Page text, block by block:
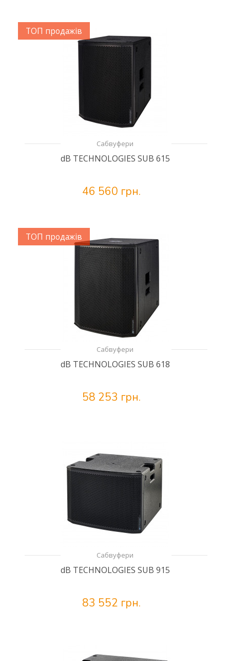
Сабвуфери
dB TECHNOLOGIES SUB 615
46 560 грн.
ТОП продажів
Сабвуфери
dB TECHNOLOGIES SUB 618
58 253 грн.
ТОП продажів
Сабвуфери
dB TECHNOLOGIES SUB 915
83 552 грн.